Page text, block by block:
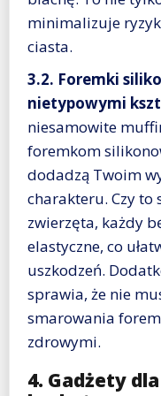
minimalizuje
ciasta.
3.2. Foremki
nietypowymi
niesamowite
foremkom
dodadzą Twoim
charakteru. Czy to
zwierzęta, każdy
elastyczne, co
uszkodzeń.
sprawia, że nie
smarowania
zdrowymi.
4. Gadżety